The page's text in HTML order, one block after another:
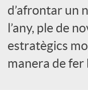
s
S
d’afrontar un
l’any, ple de
estratègics
manera de